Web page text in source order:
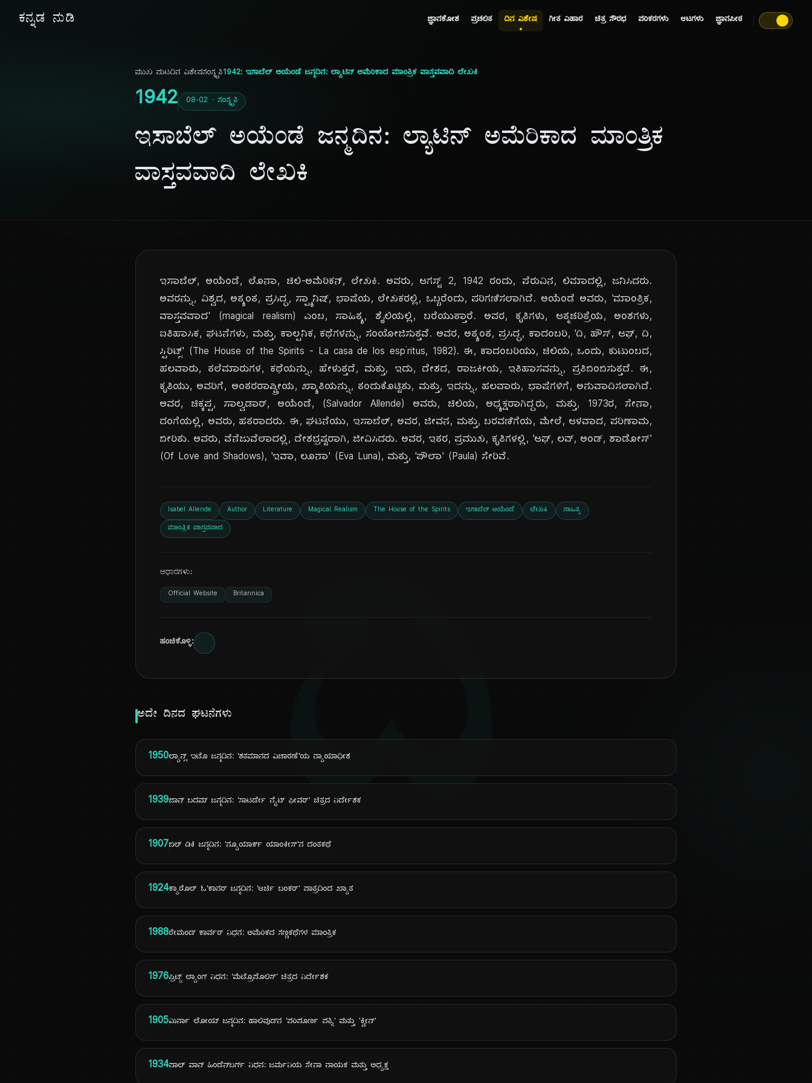
ಕನ್ನಡ ನುಡಿ ಜ್ಞಾನಕೋಶ ಪ್ರಚಲಿತ ದಿನ ವಿಶೇಷ ಗೀತ ವಿಹಾರ ಚಿತ್ರ ಸೌರಭ ಪರಿಕರಗಳು ಆಟಗಳು ಜ್ಞಾನಪೀಠ
ದಿ
ಮುಖ ಪುಟದಿನ ವಿಶೇಷಸಂಸ್ಕೃತಿ1942: ಇಸಾಬೆಲ್ ಅಯೆಂಡೆ ಜನ್ಮದಿನ: ಲ್ಯಾಟಿನ್ ಅಮೆರಿಕಾದ ಮಾಂತ್ರಿಕ ವಾಸ್ತವವಾದಿ ಲೇಖಕಿ
1942 08-02 · ಸಂಸ್ಕೃತಿ
ಇಸಾಬೆಲ್ ಅಯೆಂಡೆ ಜನ್ಮದಿನ: ಲ್ಯಾಟಿನ್ ಅಮೆರಿಕಾದ ಮಾಂತ್ರಿಕ
ವಾಸ್ತವವಾದಿ ಲೇಖಕಿ
ಇಸಾಬೆಲ್, ಅಯೆಂಡೆ, ಲೊನಾ, ಚಿಲಿ-ಅಮೆರಿಕನ್, ಲೇಖಕಿ. ಅವರು, ಆಗಸ್ಟ್ 2, 1942 ರಂದು, ಪೆರುವಿನ, ಲಿಮಾದಲ್ಲಿ, ಜನಿಸಿದರು.
ಅವರನ್ನು, ವಿಶ್ವದ, ಅತ್ಯಂತ, ಪ್ರಸಿದ್ಧ, ಸ್ಪ್ಯಾನಿಷ್, ಭಾಷೆಯ, ಲೇಖಕರಲ್ಲಿ, ಒಬ್ಬರೆಂದು, ಪರಿಗಣಿಸಲಾಗಿದೆ. ಅಯೆಂಡೆ ಅವರು, 'ಮಾಂತ್ರಿಕ,
ವಾಸ್ತವವಾದ' (magical realism) ಎಂಬ, ಸಾಹಿತ್ಯ, ಶೈಲಿಯಲ್ಲಿ, ಬರೆಯುತ್ತಾರೆ. ಅವರ, ಕೃತಿಗಳು, ಆತ್ಮಚರಿತ್ರೆಯ, ಅಂಶಗಳು,
ಐತಿಹಾಸಿಕ, ಘಟನೆಗಳು, ಮತ್ತು, ಕಾಲ್ಪನಿಕ, ಕಥೆಗಳನ್ನು, ಸಂಯೋಜಿಸುತ್ತವೆ. ಅವರ, ಅತ್ಯಂತ, ಪ್ರಸಿದ್ಧ, ಕಾದಂಬರಿ, 'ದಿ, ಹೌಸ್, ಆಫ್, ದಿ,
ಸ್ಪಿರಿಟ್ಸ್' (The House of the Spirits - La casa de los espíritus, 1982). ಈ, ಕಾದಂಬರಿಯು, ಚಿಲಿಯ, ಒಂದು, ಕುಟುಂಬದ,
ಹಲವಾರು, ತಲೆಮಾರುಗಳ, ಕಥೆಯನ್ನು, ಹೇಳುತ್ತದೆ, ಮತ್ತು, ಇದು, ದೇಶದ, ರಾಜಕೀಯ, ಇತಿಹಾಸವನ್ನು, ಪ್ರತಿಬಿಂಬಿಸುತ್ತದೆ. ಈ,
ಕೃತಿಯು, ಅವರಿಗೆ, ಅಂತರರಾಷ್ಟ್ರೀಯ, ಖ್ಯಾತಿಯನ್ನು, ತಂದುಕೊಟ್ಟಿತು, ಮತ್ತು, ಇದನ್ನು, ಹಲವಾರು, ಭಾಷೆಗಳಿಗೆ, ಅನುವಾದಿಸಲಾಗಿದೆ.
ಅವರ, ಚಿಕ್ಕಪ್ಪ, ಸಾಲ್ವಡಾರ್, ಅಯೆಂಡೆ, (Salvador Allende) ಅವರು, ಚಿಲಿಯ, ಅಧ್ಯಕ್ಷರಾಗಿದ್ದರು, ಮತ್ತು, 1973ರ, ಸೇನಾ,
ದಂಗೆಯಲ್ಲಿ, ಅವರು, ಹತರಾದರು. ಈ, ಘಟನೆಯು, ಇಸಾಬೆಲ್, ಅವರ, ಜೀವನ, ಮತ್ತು, ಬರವಣಿಗೆಯ, ಮೇಲೆ, ಆಳವಾದ, ಪರಿಣಾಮ,
ಬೀರಿತು. ಅವರು, ವೆನೆಜುವೆಲಾದಲ್ಲಿ, ದೇಶಭ್ರಷ್ಟರಾಗಿ, ಜೀವಿಸಿದರು. ಅವರ, ಇತರ, ಪ್ರಮುಖ, ಕೃತಿಗಳಲ್ಲಿ, 'ಆಫ್, ಲವ್, ಅಂಡ್, ಶಾಡೋಸ್'
(Of Love and Shadows), 'ಇವಾ, ಲೂನಾ' (Eva Luna), ಮತ್ತು, 'ಪೌಲಾ' (Paula) ಸೇರಿವೆ.
Isabel Allende Author Literature Magical Realism The House of the Spirits ಇಸಾಬೆಲ್ ಅಯೆಂಡೆ ಲೇಖಕಿ ಸಾಹಿತ್ಯ
ಮಾಂತ್ರಿಕ ವಾಸ್ತವವಾದ
ಆಧಾರಗಳು:
Official Website Britannica
ಹಂಚಿಕೊಳ್ಳಿ:
ಅದೇ ದಿನದ ಘಟನೆಗಳು
1950ಲ್ಯಾನ್ಸ್ ಇಟೊ ಜನ್ಮದಿನ: 'ಶತಮಾನದ ವಿಚಾರಣೆ'ಯ ನ್ಯಾಯಾಧೀಶ
1939ಜಾನ್ ಬದಮ್ ಜನ್ಮದಿನ: 'ಸಾಟರ್ಡೇ ನೈಟ್ ಫೀವರ್' ಚಿತ್ರದ ನಿರ್ದೇಶಕ
1907ಬಿಲ್ ಡಿಕಿ ಜನ್ಮದಿನ: 'ನ್ಯೂಯಾರ್ಕ್ ಯಾಂಕೀಸ್'ನ ದಂತಕಥೆ
1924ಕ್ಯಾರೊಲ್ ಓ'ಕಾನರ್ ಜನ್ಮದಿನ: 'ಆರ್ಚಿ ಬಂಕರ್' ಪಾತ್ರದಿಂದ ಖ್ಯಾತ
1988ರೇಮಂಡ್ ಕಾರ್ವರ್ ನಿಧನ: ಅಮೆರಿಕದ ಸಣ್ಣಕಥೆಗಳ ಮಾಂತ್ರಿಕ
1976ಫ್ರಿಟ್ಜ್ ಲ್ಯಾಂಗ್ ನಿಧನ: 'ಮೆಟ್ರೊಪೊಲಿಸ್' ಚಿತ್ರದ ನಿರ್ದೇಶಕ
1905ಮಿರ್ನಾ ಲೋಯ್ ಜನ್ಮದಿನ: ಹಾಲಿವುಡ್‌ನ 'ಪರಿಪೂರ್ಣ ಪತ್ನಿ' ಮತ್ತು 'ಕ್ವೀನ್'
1934ಪಾಲ್ ವಾನ್ ಹಿಂಡೆನ್‌ಬರ್ಗ್ ನಿಧನ: ಜರ್ಮನಿಯ ಸೇನಾ ನಾಯಕ ಮತ್ತು ಅಧ್ಯಕ್ಷ